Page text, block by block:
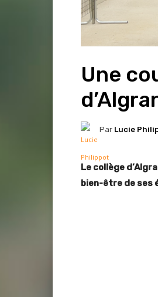
Une
Par Lucie
Le collège
bien-être de ses